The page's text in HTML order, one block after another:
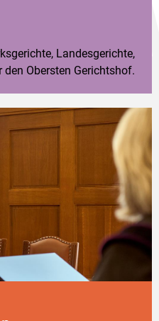
Landesgerichte,
Obersten Gerichtshof.